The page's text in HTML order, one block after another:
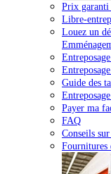
Prix garanti
Libre-
Louez un
Guide des
Payer ma
FAQ
Conseils
Fournitures